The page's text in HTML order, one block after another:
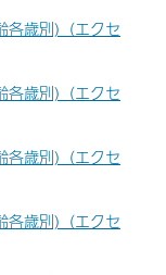
歳別)（エクセ
歳別)（エクセ
歳別)（エクセ
歳別)（エクセ